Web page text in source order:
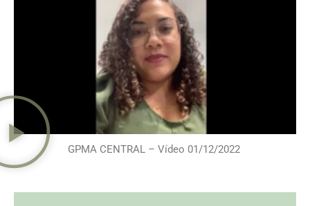
GPMA CENTRAL – Vídeo 01/12/2022